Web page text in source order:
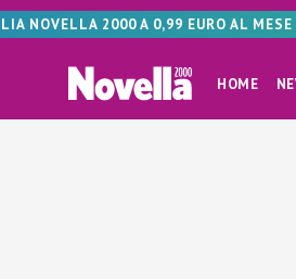
NOVELLA 2000 A 0,99 EURO AL MESE
HOME